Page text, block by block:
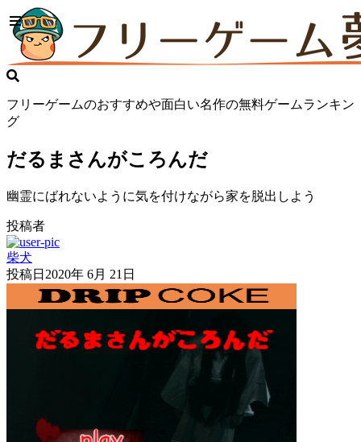
フリーゲームのおすすめや面白い名作の無料ゲームランキン
グ
だるまさんがころんだ
幽霊にばれないように気を付けながら家を脱出しよう
投稿者
柴犬
投稿日 2020年 6月 21日